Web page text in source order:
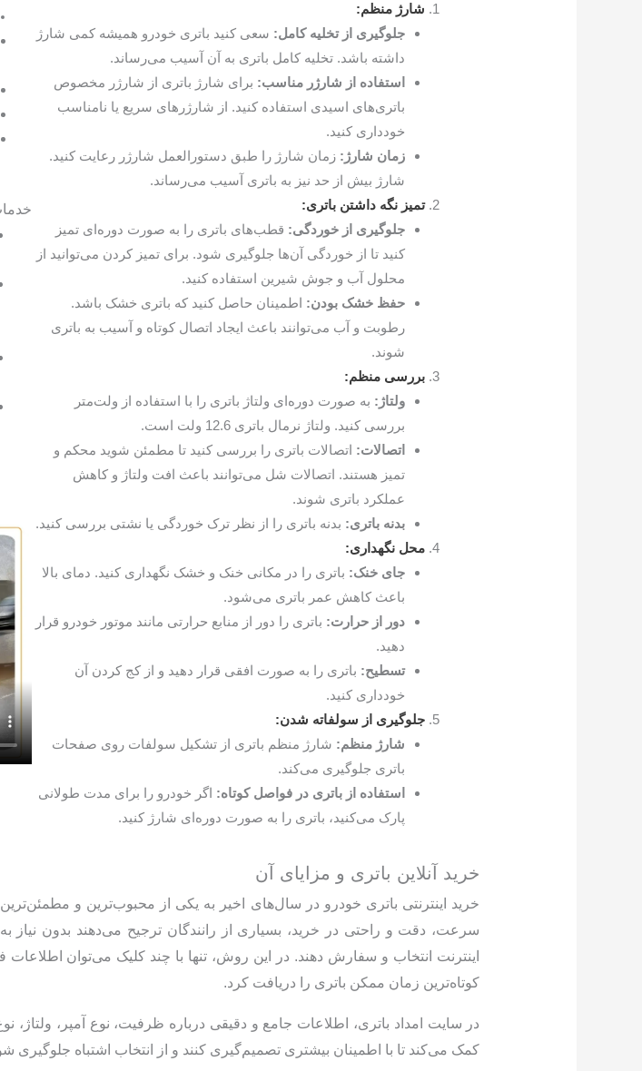
شارژ منظم:
جلوگیری از تخلیه کامل: سعی کنید باتری خودرو همیشه کمی شارژ
داشته باشد. تخلیه کامل باتری به آن آسیب می‌رساند.
استفاده از شارژر مناسب: برای شارژ باتری از شارژر مخصوص
باتری‌های اسیدی استفاده کنید. از شارژرهای سریع یا نامناسب
خودداری کنید.
زمان شارژ: زمان شارژ را طبق دستورالعمل شارژر رعایت کنید.
شارژ بیش از حد نیز به باتری آسیب می‌رساند.
تمیز نگه داشتن باتری:
جلوگیری از خوردگی: قطب‌های باتری را به صورت دوره‌ای تمیز
کنید تا از خوردگی آن‌ها جلوگیری شود. برای تمیز کردن می‌توانید از
محلول آب و جوش شیرین استفاده کنید.
حفظ خشک بودن: اطمینان حاصل کنید که باتری خشک باشد.
رطوبت و آب می‌توانند باعث ایجاد اتصال کوتاه و آسیب به باتری
شوند.
بررسی منظم:
ولتاژ: به صورت دوره‌ای ولتاژ باتری را با استفاده از ولت‌متر
بررسی کنید. ولتاژ نرمال باتری 12.6 ولت است.
اتصالات: اتصالات باتری را بررسی کنید تا مطمئن شوید محکم و
تمیز هستند. اتصالات شل می‌توانند باعث افت ولتاژ و کاهش
عملکرد باتری شوند.
بدنه باتری: بدنه باتری را از نظر ترک خوردگی یا نشتی بررسی کنید.
محل نگهداری:
جای خنک: باتری را در مکانی خنک و خشک نگهداری کنید. دمای بالا
باعث کاهش عمر باتری می‌شود.
دور از حرارت: باتری را دور از منابع حرارتی مانند موتور خودرو قرار
دهید.
تسطیح: باتری را به صورت افقی قرار دهید و از کج کردن آن
خودداری کنید.
جلوگیری از سولفاته شدن:
شارژ منظم: شارژ منظم باتری از تشکیل سولفات روی صفحات
باتری جلوگیری می‌کند.
استفاده از باتری در فواصل کوتاه: اگر خودرو را برای مدت طولانی
پارک می‌کنید، باتری را به صورت دوره‌ای شارژ کنید.
خرید آنلاین باتری و مزایای آن
خرید اینترنتی باتری خودرو در سال‌های اخیر به یکی از محبوب‌ترین و
سرعت، دقت و راحتی در خرید، بسیاری از رانندگان ترجیح می‌دهند بدون
اینترنت انتخاب و سفارش دهند. در این روش، تنها با چند کلیک می‌توان
کوتاه‌ترین زمان ممکن باتری را دریافت کرد.
در سایت امداد باتری، اطلاعات جامع و دقیقی درباره ظرفیت، نوع آمپر،
کمک می‌کند تا با اطمینان بیشتری تصمیم‌گیری کنند و از انتخاب اشتباه جلوگیری